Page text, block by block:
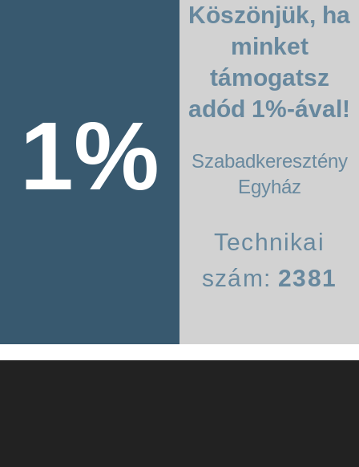
Köszönjük, ha
minket
támogatsz
adód 1%-ával!
Szabadkeresztény
Egyház
Technikai
szám: 2381
1%